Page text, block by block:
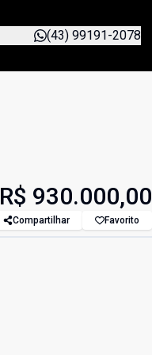
(43) 99191-2078
R$ 930.000,00
Compartilhar Favorito